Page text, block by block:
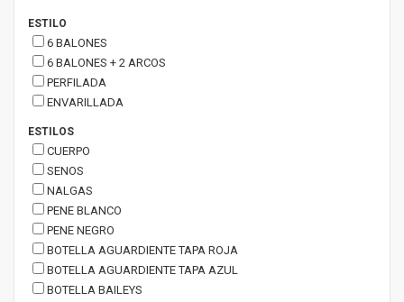
ESTILO
6 BALONES
6 BALONES + 2 ARCOS
PERFILADA
ENVARILLADA
ESTILOS
CUERPO
SENOS
NALGAS
PENE BLANCO
PENE NEGRO
BOTELLA AGUARDIENTE TAPA ROJA
BOTELLA AGUARDIENTE TAPA AZUL
BOTELLA BAILEYS